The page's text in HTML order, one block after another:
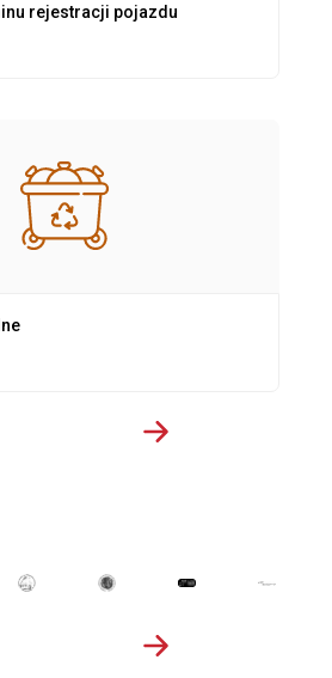
rejestracji pojazdu